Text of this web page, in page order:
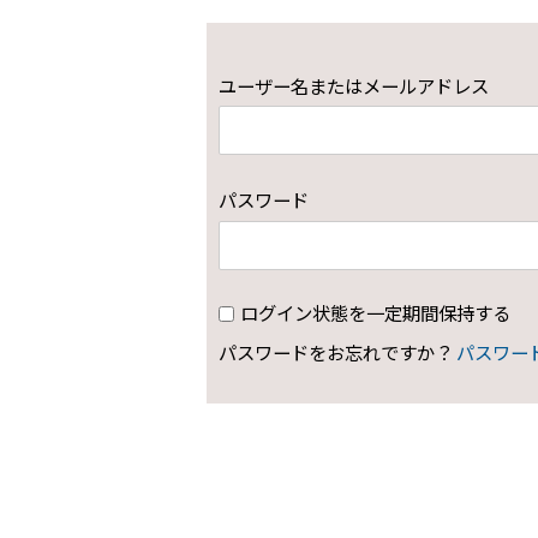
ユーザー名またはメールアドレス
パスワード
ログイン状態を一定期間保持する
パスワードをお忘れですか？ パスワー